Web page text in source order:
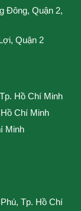
Đông, Quận 2,
Quận 2
Hồ Chí Minh
Chí Minh
Minh
Tp. Hồ Chí